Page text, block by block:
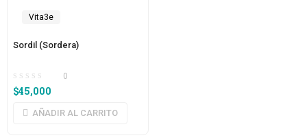
Vita3e
Sordil (Sordera)
0
$45,000
AÑADIR AL CARRITO